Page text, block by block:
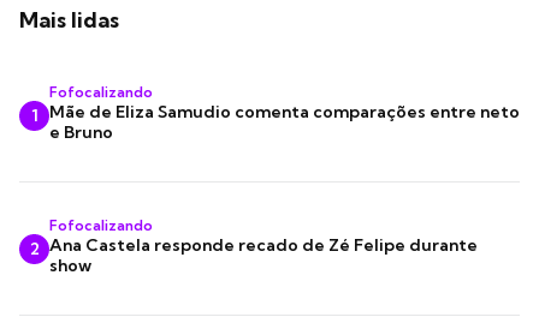
Mais lidas
1
Fofocalizando
Mãe de Eliza Samudio comenta comparações entre neto
e Bruno
2
Fofocalizando
Ana Castela responde recado de Zé Felipe durante
show